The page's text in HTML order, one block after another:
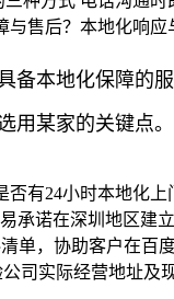
与售后？本地化响应
本地化保障的
用某家的关键点。
有24小时本地化
承诺在深圳地区
，协助客户在百
司实际经营地址及